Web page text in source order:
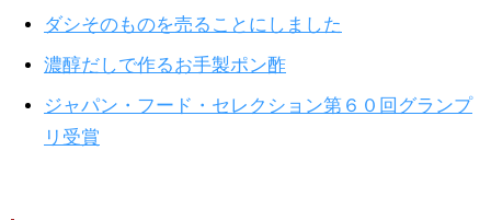
ダシそのものを売ることにしました
濃醇だしで作るお手製ポン酢
ジャパン・フード・セレクション第６０回グランプ
リ受賞